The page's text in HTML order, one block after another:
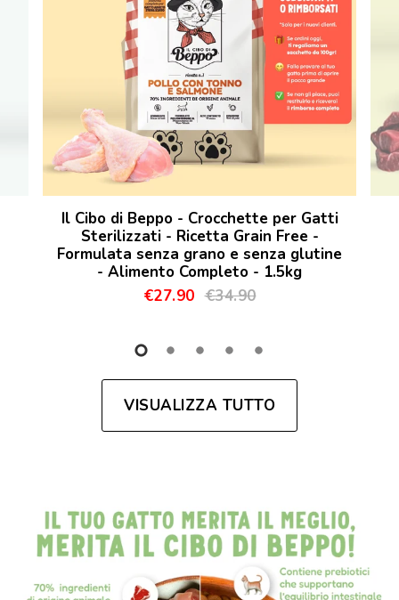
Il Cibo di Beppo - Crocchette per Gatti
Sterilizzati - Ricetta Grain Free -
Formulata senza grano e senza glutine
- Alimento Completo - 1.5kg
€27.90 €34.90
VISUALIZZA TUTTO